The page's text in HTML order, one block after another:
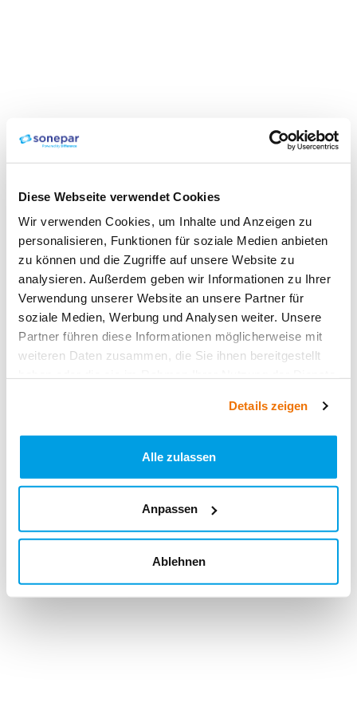
Diese Webseite verwendet Cookies
Wir verwenden Cookies, um Inhalte und Anzeigen zu
personalisieren, Funktionen für soziale Medien anbieten
zu können und die Zugriffe auf unsere Website zu
analysieren. Außerdem geben wir Informationen zu Ihrer
Verwendung unserer Website an unsere Partner für
soziale Medien, Werbung und Analysen weiter. Unsere
Partner führen diese Informationen möglicherweise mit
weiteren Daten zusammen, die Sie ihnen bereitgestellt
Details zeigen
Alle zulassen
Anpassen
Ablehnen